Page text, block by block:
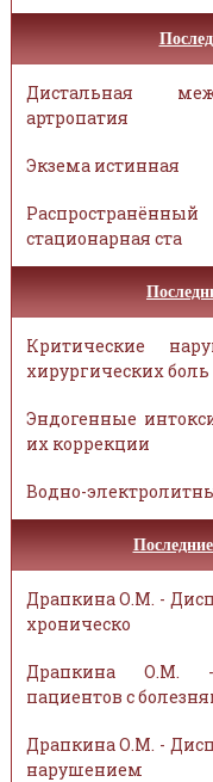
Дистальная
артропатия
Экзема истинная
стационарная ста
Критические
хирургических боль
Эндогенные
их коррекции
Водно-
Драпкина О.М. -
хроническо
Драпкина О.М. -
пациентов с
Драпкина О.М. -
нарушением